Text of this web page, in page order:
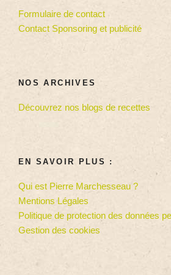
Formulaire de contact
Contact Sponsoring et publicité
NOS ARCHIVES
Découvrez nos blogs de recettes
EN SAVOIR PLUS :
Qui est Pierre Marchesseau ?
Mentions Légales
Politique de protection des données
Gestion des cookies